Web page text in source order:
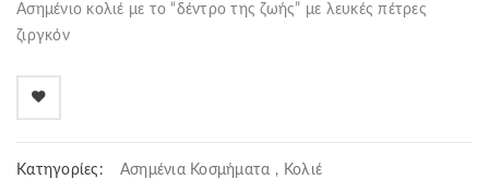
Ασημένιο κολιέ με το “δέντρο της ζωής” με λευκές πέτρες
ζιργκόν
Κατηγορίες: Ασημένια Κοσμήματα , Κολιέ